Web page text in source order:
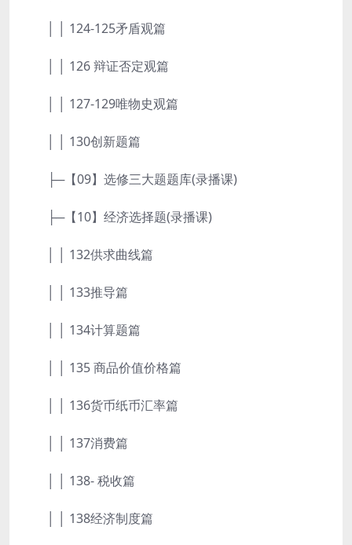
│ │ 124-125矛盾观篇
│ │ 126 辩证否定观篇
│ │ 127-129唯物史观篇
│ │ 130创新题篇
├─【09】选修三大题题库(录播课)
├─【10】经济选择题(录播课)
│ │ 132供求曲线篇
│ │ 133推导篇
│ │ 134计算题篇
│ │ 135 商品价值价格篇
│ │ 136货币纸币汇率篇
│ │ 137消费篇
│ │ 138- 税收篇
│ │ 138经济制度篇